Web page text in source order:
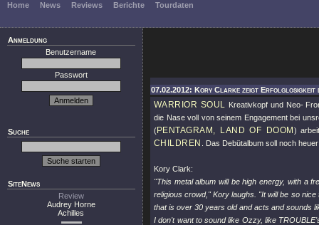
Home News Reviews Berichte Tourdaten
Anmeldung
Benutzername
Passwort
Suche
SiteNews
Review
Audrey Horne
Achilles
07.02.2012: Kory Clarke zeigt Erfolglosigkeit
WARRIOR SOUL Kreativkopf und Neo-
die Nase voll von seinem Engagement bei
(PENTAGRAM, LAND OF DOOM )
CHILDREN . Das Debütalbum soll noch
Kory Clark:
"This metal album will be high energy, with a
religious crowd," Kory laughs. "It will be so
that is over 30 years old and acts and sounds
I don't want to sound like Ozzy, like